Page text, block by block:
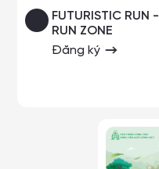
FUTURISTIC RUN -
RUN ZONE
Đăng ký